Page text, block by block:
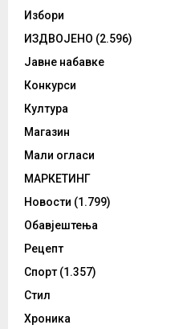
Избори
ИЗДВОЈЕНО (2.596)
Јавне набавке
Конкурси
Култура
Магазин
Мали огласи
МАРКЕТИНГ
Новости (1.799)
Обавјештења
Рецепт
Спорт (1.357)
Стил
Хроника